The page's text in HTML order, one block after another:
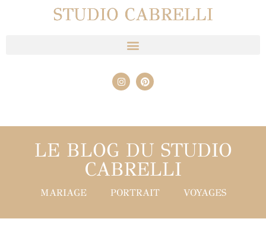
STUDIO CABRELLI
LE BLOG DU STUDIO
CABRELLI
MARIAGE PORTRAIT VOYAGES